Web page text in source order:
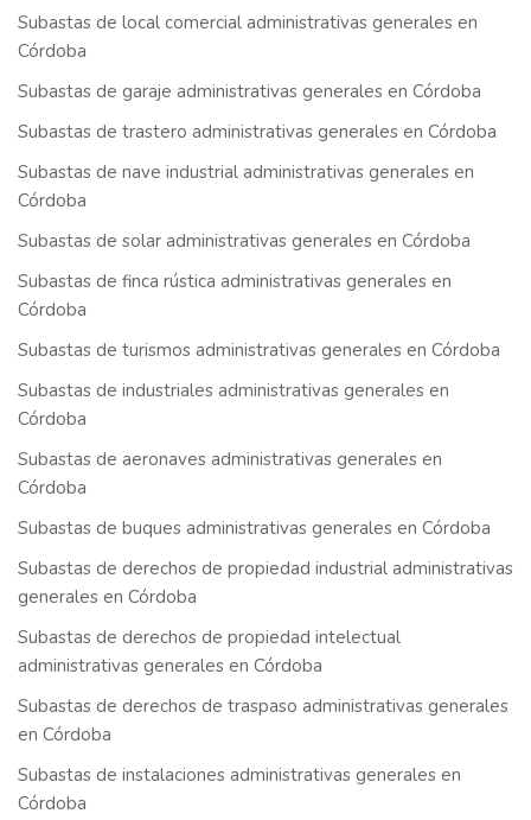
Subastas de local comercial administrativas generales en
Córdoba
Subastas de garaje administrativas generales en Córdoba
Subastas de trastero administrativas generales en Córdoba
Subastas de nave industrial administrativas generales en
Córdoba
Subastas de solar administrativas generales en Córdoba
Subastas de finca rústica administrativas generales en
Córdoba
Subastas de turismos administrativas generales en Córdoba
Subastas de industriales administrativas generales en
Córdoba
Subastas de aeronaves administrativas generales en
Córdoba
Subastas de buques administrativas generales en Córdoba
Subastas de derechos de propiedad industrial administrativas
generales en Córdoba
Subastas de derechos de propiedad intelectual
administrativas generales en Córdoba
Subastas de derechos de traspaso administrativas generales
en Córdoba
Subastas de instalaciones administrativas generales en
Córdoba